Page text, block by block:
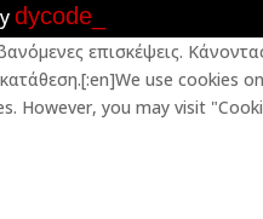
dycode_
επισκέψεις.
use cookies
However, you may visit